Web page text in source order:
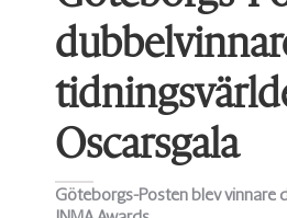
Oscarsgala
Göteborgs-Posten blev vinnare